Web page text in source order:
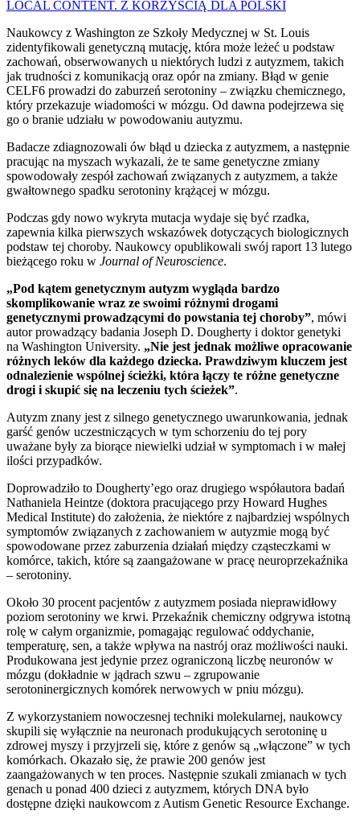
LOCAL CONTENT. Z KORZYŚCIĄ DLA POLSKI
Naukowcy z Washington ze Szkoły Medycznej w St. Louis
zidentyfikowali genetyczną mutację, która może leżeć u podstaw
zachowań, obserwowanych u niektórych ludzi z autyzmem, takich
jak trudności z komunikacją oraz opór na zmiany. Błąd w genie
CELF6 prowadzi do zaburzeń serotoniny – związku chemicznego,
który przekazuje wiadomości w mózgu. Od dawna podejrzewa się
go o branie udziału w powodowaniu autyzmu.
Badacze zdiagnozowali ów błąd u dziecka z autyzmem, a następnie
pracując na myszach wykazali, że te same genetyczne zmiany
spowodowały zespół zachowań związanych z autyzmem, a także
gwałtownego spadku serotoniny krążącej w mózgu.
Podczas gdy nowo wykryta mutacja wydaje się być rzadka,
zapewnia kilka pierwszych wskazówek dotyczących biologicznych
podstaw tej choroby. Naukowcy opublikowali swój raport 13 lutego
bieżącego roku w Journal of Neuroscience.
„Pod kątem genetycznym autyzm wygląda bardzo
skomplikowanie wraz ze swoimi różnymi drogami
genetycznymi prowadzącymi do powstania tej choroby”, mówi
autor prowadzący badania Joseph D. Dougherty i doktor genetyki
na Washington University. „Nie jest jednak możliwe opracowanie
różnych leków dla każdego dziecka. Prawdziwym kluczem jest
odnalezienie wspólnej ścieżki, która łączy te różne genetyczne
drogi i skupić się na leczeniu tych ścieżek”.
Autyzm znany jest z silnego genetycznego uwarunkowania, jednak
garść genów uczestniczących w tym schorzeniu do tej pory
uważane były za biorące niewielki udział w symptomach i w małej
ilości przypadków.
Doprowadziło to Dougherty’ego oraz drugiego współautora badań
Nathaniela Heintze (doktora pracującego przy Howard Hughes
Medical Institute) do założenia, że niektóre z najbardziej wspólnych
symptomów związanych z zachowaniem w autyzmie mogą być
spowodowane przez zaburzenia działań między cząsteczkami w
komórce, takich, które są zaangażowane w pracę neuroprzekaźnika
– serotoniny.
Około 30 procent pacjentów z autyzmem posiada nieprawidłowy
poziom serotoniny we krwi. Przekaźnik chemiczny odgrywa istotną
rolę w całym organizmie, pomagając regulować oddychanie,
temperaturę, sen, a także wpływa na nastrój oraz możliwości nauki.
Produkowana jest jedynie przez ograniczoną liczbę neuronów w
mózgu (dokładnie w jądrach szwu – zgrupowanie
serotoninergicznych komórek nerwowych w pniu mózgu).
Z wykorzystaniem nowoczesnej techniki molekularnej, naukowcy
skupili się wyłącznie na neuronach produkujących serotoninę u
zdrowej myszy i przyjrzeli się, które z genów są „włączone” w tych
komórkach. Okazało się, że prawie 200 genów jest
zaangażowanych w ten proces. Następnie szukali zmianach w tych
genach u ponad 400 dzieci z autyzmem, których DNA było
dostępne dzięki naukowcom z Autism Genetic Resource Exchange.